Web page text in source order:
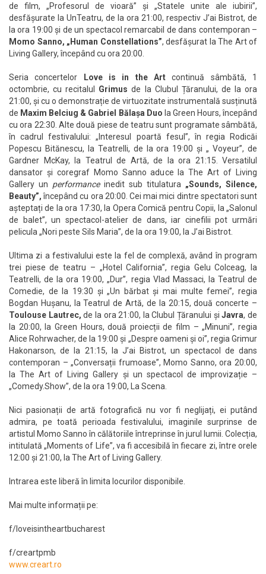
de film, „Profesorul de vioară” și „Statele unite ale iubirii”,
desfășurate la UnTeatru, de la ora 21:00, respectiv J’ai Bistrot, de
la ora 19:00 și de un spectacol remarcabil de dans contemporan –
Momo Sanno, „Human Constellations”, desfășurat la The Art of
Living Gallery, începând cu ora 20:00.
Seria concertelor Love is in the Art continuă sâmbătă, 1
octombrie, cu recitalul Grimus de la Clubul Țăranului, de la ora
21:00, și cu o demonstrație de virtuozitate instrumentală susținută
de Maxim Belciug & Gabriel Bălașa Duo la Green Hours, începând
cu ora 22:30. Alte două piese de teatru sunt programate sâmbătă,
în cadrul festivalului: „Interesul poartă fesul”, în regia Rodicăi
Popescu Bitănescu, la Teatrelli, de la ora 19:00 și „ Voyeur”, de
Gardner McKay, la Teatrul de Artă, de la ora 21:15. Versatilul
dansator și coregraf Momo Sanno aduce la The Art of Living
Gallery un performanceinedit sub titulatura „Sounds, Silence,
Beauty”,începând cu ora 20:00. Cei mai mici dintre spectatori sunt
așteptați de la ora 17:30, la Opera Comică pentru Copii, la „Salonul
de balet”, un spectacol-atelier de dans, iar cinefilii pot urmări
pelicula „Nori peste Sils Maria”, de la ora 19:00, la J’ai Bistrot.
Ultima zi a festivalului este la fel de complexă, având în program
trei piese de teatru – „Hotel California”, regia Gelu Colceag, la
Teatrelli, de la ora 19:00, „Dur”, regia Vlad Massaci, la Teatrul de
Comedie, de la 19:30 și „Un bărbat și mai multe femei”, regia
Bogdan Hușanu, la Teatrul de Artă, de la 20:15, două concerte –
Toulouse Lautrec,de la ora 21:00, la Clubul Țăranului șiJavra, de
la 20:00, la Green Hours, două proiecții de film – „Minuni”, regia
Alice Rohrwacher, de la 19:00 și „Despre oameni și oi”, regia Grimur
Hakonarson, de la 21:15, la J’ai Bistrot, un spectacol de dans
contemporan – „Conversații frumoase”, Momo Sanno, ora 20:00,
la The Art of Living Gallery și un spectacol de improvizație –
„Comedy.Show”, de la ora 19:00, La Scena.
Nici pasionații de artă fotografică nu vor fi neglijați, ei putând
admira, pe toată perioada festivalului, imaginile surprinse de
artistul Momo Sanno în călătoriile întreprinse în jurul lumii. Colecția,
intitulată „Moments of Life”, va fi accesibilă în fiecare zi, între orele
12:00 și 21:00, la The Art of Living Gallery.
Intrarea este liberă în limita locurilor disponibile.
Mai multe informații pe:
f/loveisintheartbucharest
f/creartpmb
www.creart.ro